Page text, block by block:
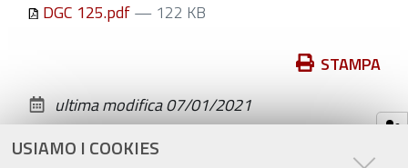
USIAMO I COOKIES
DGC 125.pdf— 122 KB
documento
STAMPA
ultima modifica07/01/2021